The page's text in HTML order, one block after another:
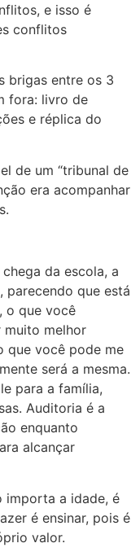
e isso é
conflitos
brigas entre os 3
fora: livro de
e réplica do
de um “tribunal de
era acompanhar
da escola, a
parecendo que está
o que você
muito melhor
que você pode me
será a mesma.
para a família,
Auditoria é a
enquanto
alcançar
importa a idade, é
é ensinar, pois é
valor.